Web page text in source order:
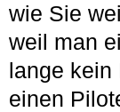
wie Sie
weil man
lange kein
einen